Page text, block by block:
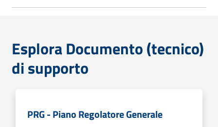
Esplora Documento (tecnico)
di supporto
PRG - Piano Regolatore Generale